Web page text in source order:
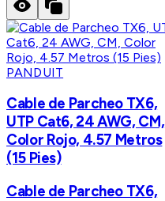
PANDUIT
Cable de Parcheo TX6,
UTP Cat6, 24 AWG, CM,
Color Rojo, 4.57 Metros
(15 Pies)
Cable de Parcheo TX6,